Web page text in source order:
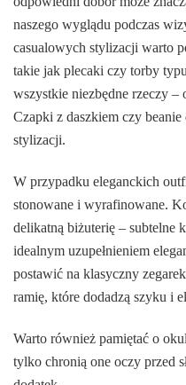
naszego wyglądu podczas
casualowych stylizacji warto
takie jak plecaki czy torby
wszystkie niezbędne rzeczy
Czapki z daszkiem czy beanie
stylizacji.
W przypadku eleganckich
stonowane i wyrafinowane.
delikatną biżuterię – subtelne
idealnym uzupełnieniem
postawić na klasyczny
ramię, które dodadzą szyku i
Warto również pamiętać o
tylko chronią one oczy przed